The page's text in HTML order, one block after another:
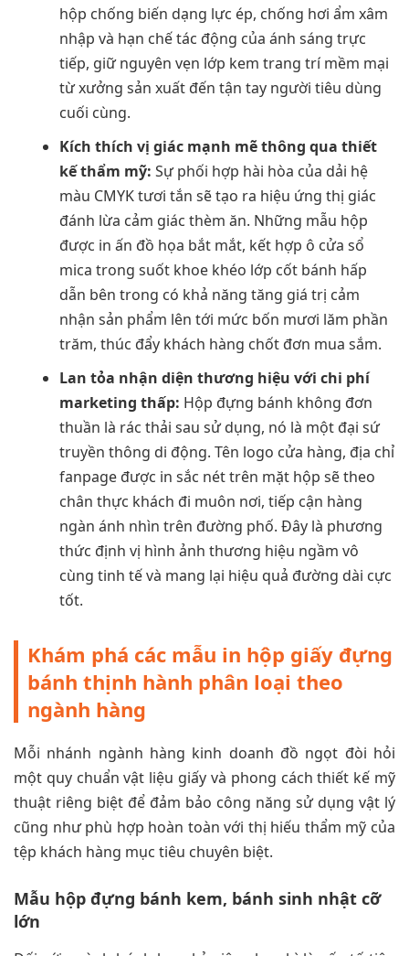
hộp chống biến dạng lực ép, chống hơi ẩm xâm
nhập và hạn chế tác động của ánh sáng trực
tiếp, giữ nguyên vẹn lớp kem trang trí mềm mại
từ xưởng sản xuất đến tận tay người tiêu dùng
cuối cùng.
Kích thích vị giác mạnh mẽ thông qua thiết
kế thẩm mỹ: Sự phối hợp hài hòa của dải hệ
màu CMYK tươi tắn sẽ tạo ra hiệu ứng thị giác
đánh lừa cảm giác thèm ăn. Những mẫu hộp
được in ấn đồ họa bắt mắt, kết hợp ô cửa sổ
mica trong suốt khoe khéo lớp cốt bánh hấp
dẫn bên trong có khả năng tăng giá trị cảm
nhận sản phẩm lên tới mức bốn mươi lăm phần
trăm, thúc đẩy khách hàng chốt đơn mua sắm.
Lan tỏa nhận diện thương hiệu với chi phí
marketing thấp: Hộp đựng bánh không đơn
thuần là rác thải sau sử dụng, nó là một đại sứ
truyền thông di động. Tên logo cửa hàng, địa chỉ
fanpage được in sắc nét trên mặt hộp sẽ theo
chân thực khách đi muôn nơi, tiếp cận hàng
ngàn ánh nhìn trên đường phố. Đây là phương
thức định vị hình ảnh thương hiệu ngầm vô
cùng tinh tế và mang lại hiệu quả đường dài cực
tốt.
Khám phá các mẫu in hộp giấy đựng
bánh thịnh hành phân loại theo
ngành hàng
Mỗi nhánh ngành hàng kinh doanh đồ ngọt đòi hỏi
một quy chuẩn vật liệu giấy và phong cách thiết kế mỹ
thuật riêng biệt để đảm bảo công năng sử dụng vật lý
cũng như phù hợp hoàn toàn với thị hiếu thẩm mỹ của
tệp khách hàng mục tiêu chuyên biệt.
Mẫu hộp đựng bánh kem, bánh sinh nhật cỡ
lớn